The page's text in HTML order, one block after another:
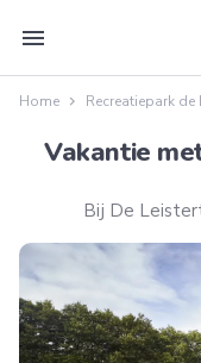
menu
Home Recreatiepark de
Vakantie
Bij De